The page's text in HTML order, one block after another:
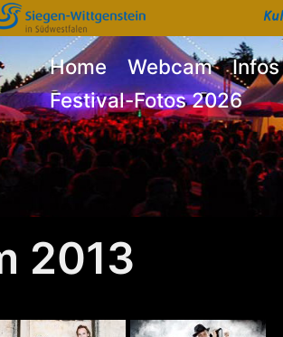
Home Webcam Infos
Festival-Fotos 2026
2013